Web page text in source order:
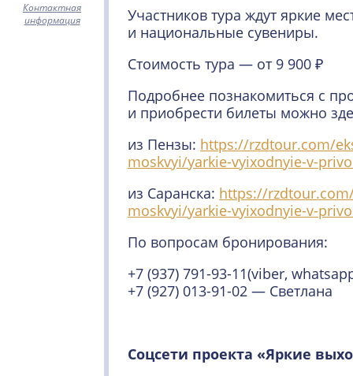
Контактная
информация
Участников тура ждут яркие
и национальные сувениры.
Стоимость тура — от 9 900 ₽
Подробнее познакомиться с
и приобрести билеты можно
из Пензы: https://rzdtour.com/
moskvyi/yarkie-vyixodnyie-v-
из Саранска: https://
moskvyi/yarkie-vyixodnyie-v-
По вопросам бронирования:
+7 (937) 791-93-11(viber,
+7 (927) 013-91-02 — Светлана
Соцсети проекта «Яркие